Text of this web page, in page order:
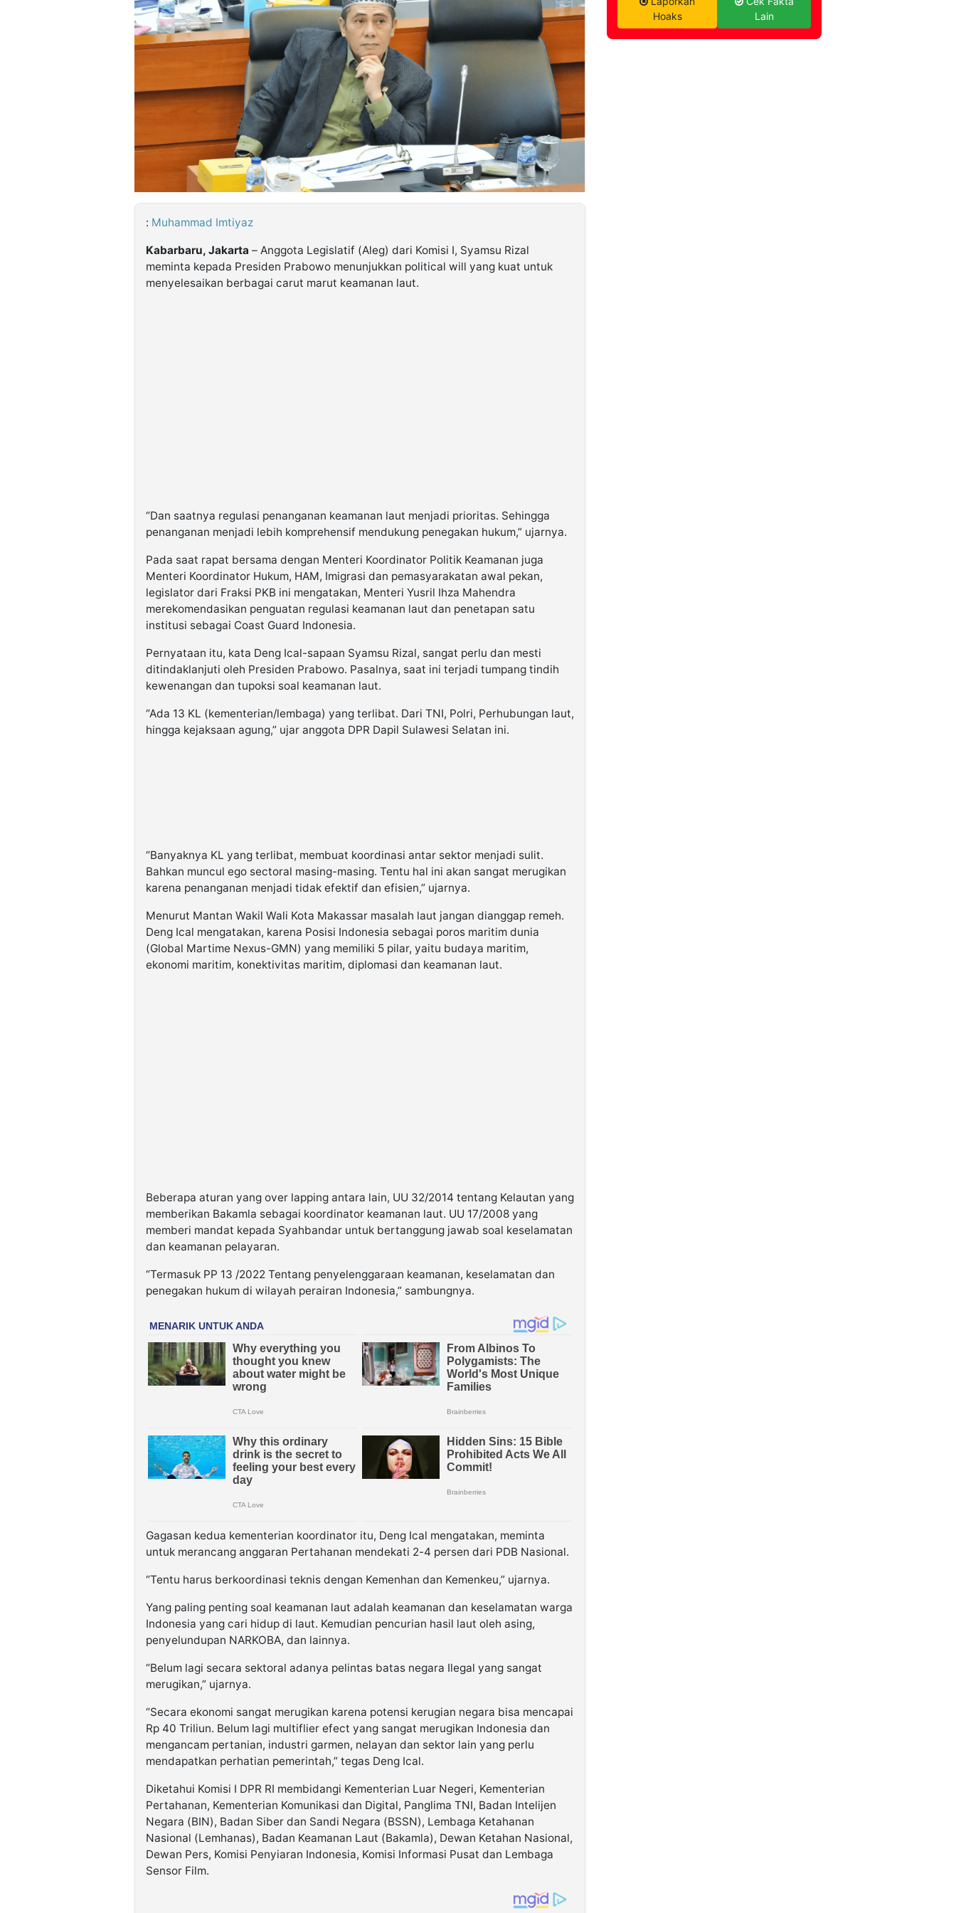
: Muhammad Imtiyaz
Kabarbaru, Jakarta – Anggota Legislatif (Aleg) dari Komisi I, Syamsu Rizal
meminta kepada Presiden Prabowo menunjukkan political will yang kuat untuk
menyelesaikan berbagai carut marut keamanan laut.
“Dan saatnya regulasi penanganan keamanan laut menjadi prioritas. Sehingga
penanganan menjadi lebih komprehensif mendukung penegakan hukum,” ujarnya.
Pada saat rapat bersama dengan Menteri Koordinator Politik Keamanan juga
Menteri Koordinator Hukum, HAM, Imigrasi dan pemasyarakatan awal pekan,
legislator dari Fraksi PKB ini mengatakan, Menteri Yusril Ihza Mahendra
merekomendasikan penguatan regulasi keamanan laut dan penetapan satu
institusi sebagai Coast Guard Indonesia.
Pernyataan itu, kata Deng Ical-sapaan Syamsu Rizal, sangat perlu dan mesti
ditindaklanjuti oleh Presiden Prabowo. Pasalnya, saat ini terjadi tumpang tindih
kewenangan dan tupoksi soal keamanan laut.
“Ada 13 KL (kementerian/lembaga) yang terlibat. Dari TNI, Polri, Perhubungan laut,
hingga kejaksaan agung,” ujar anggota DPR Dapil Sulawesi Selatan ini.
“Banyaknya KL yang terlibat, membuat koordinasi antar sektor menjadi sulit.
Bahkan muncul ego sectoral masing-masing. Tentu hal ini akan sangat merugikan
karena penanganan menjadi tidak efektif dan efisien,” ujarnya.
Menurut Mantan Wakil Wali Kota Makassar masalah laut jangan dianggap remeh.
Deng Ical mengatakan, karena Posisi Indonesia sebagai poros maritim dunia
(Global Martime Nexus-GMN) yang memiliki 5 pilar, yaitu budaya maritim,
ekonomi maritim, konektivitas maritim, diplomasi dan keamanan laut.
Beberapa aturan yang over lapping antara lain, UU 32/2014 tentang Kelautan yang
memberikan Bakamla sebagai koordinator keamanan laut. UU 17/2008 yang
memberi mandat kepada Syahbandar untuk bertanggung jawab soal keselamatan
dan keamanan pelayaran.
“Termasuk PP 13 /2022 Tentang penyelenggaraan keamanan, keselamatan dan
penegakan hukum di wilayah perairan Indonesia,” sambungnya.
Gagasan kedua kementerian koordinator itu, Deng Ical mengatakan, meminta
untuk merancang anggaran Pertahanan mendekati 2-4 persen dari PDB Nasional.
“Tentu harus berkoordinasi teknis dengan Kemenhan dan Kemenkeu,” ujarnya.
Yang paling penting soal keamanan laut adalah keamanan dan keselamatan warga
Indonesia yang cari hidup di laut. Kemudian pencurian hasil laut oleh asing,
penyelundupan NARKOBA, dan lainnya.
“Belum lagi secara sektoral adanya pelintas batas negara Ilegal yang sangat
merugikan,” ujarnya.
“Secara ekonomi sangat merugikan karena potensi kerugian negara bisa mencapai
Rp 40 Triliun. Belum lagi multiflier efect yang sangat merugikan Indonesia dan
mengancam pertanian, industri garmen, nelayan dan sektor lain yang perlu
mendapatkan perhatian pemerintah,” tegas Deng Ical.
Diketahui Komisi I DPR RI membidangi Kementerian Luar Negeri, Kementerian
Pertahanan, Kementerian Komunikasi dan Digital, Panglima TNI, Badan Intelijen
Negara (BIN), Badan Siber dan Sandi Negara (BSSN), Lembaga Ketahanan
Nasional (Lemhanas), Badan Keamanan Laut (Bakamla), Dewan Ketahan Nasional,
Dewan Pers, Komisi Penyiaran Indonesia, Komisi Informasi Pusat dan Lembaga
Sensor Film.
Hoaks
Lain